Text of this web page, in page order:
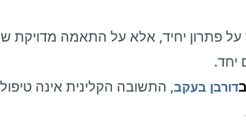
על פתרון יחיד, אלא על התאמה מדויקת
יחד.
דורבן בעקב, התשובה הקלינית אינה